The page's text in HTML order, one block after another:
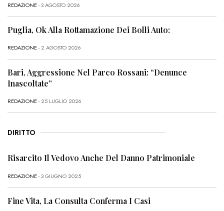
REDAZIONE- 3 AGOSTO 2026
Puglia, Ok Alla Rottamazione Dei Bolli Auto:
REDAZIONE- 2 AGOSTO 2026
Bari, Aggressione Nel Parco Rossani: “Denunce
Inascoltate”
REDAZIONE- 25 LUGLIO 2026
DIRITTO
Risarcito Il Vedovo Anche Del Danno Patrimoniale
REDAZIONE- 3 GIUGNO 2025
Fine Vita, La Consulta Conferma I Casi